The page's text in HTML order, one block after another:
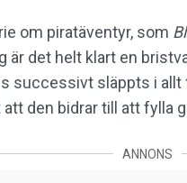
om piratäventyr, som
är det helt klart en
successivt släppts i allt
den bidrar till att fylla
ANNONS